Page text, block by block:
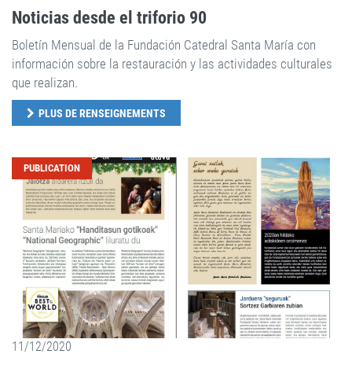
Noticias desde el triforio 90
Boletín Mensual de la Fundación Catedral Santa María con
información sobre la restauración y las actividades culturales
que realizan.
PLUS DE RENSEIGNEMENTS
PUBLICATION
11/12/2020